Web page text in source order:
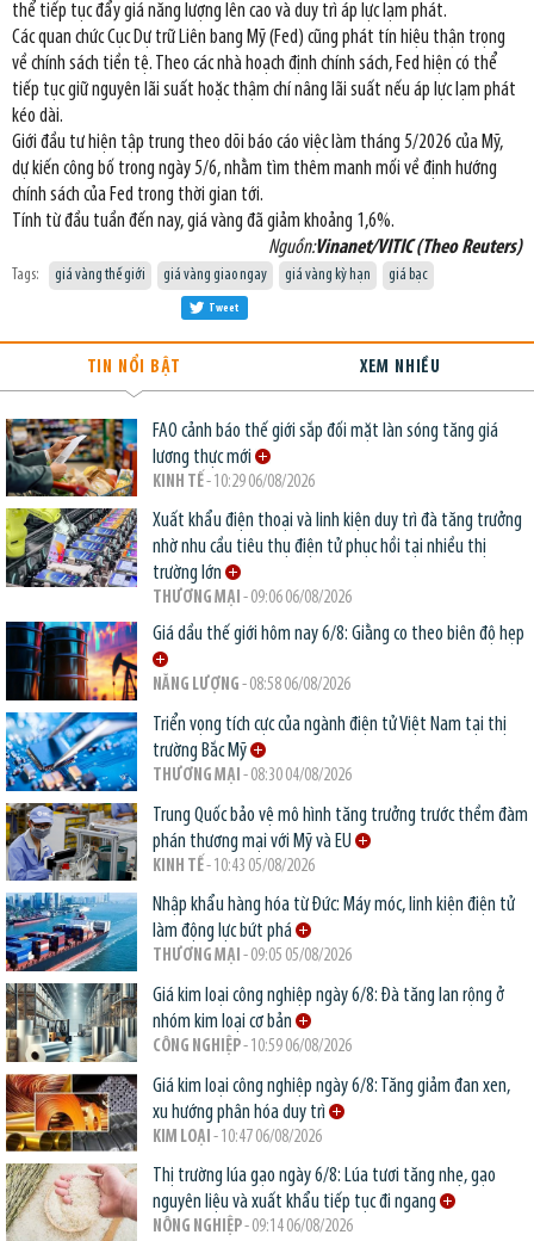
thể tiếp tục đẩy giá năng lượng lên cao và duy trì áp lực lạm phát.
Các quan chức Cục Dự trữ Liên bang Mỹ (Fed) cũng phát tín hiệu thận trọng
về chính sách tiền tệ. Theo các nhà hoạch định chính sách, Fed hiện có thể
tiếp tục giữ nguyên lãi suất hoặc thậm chí nâng lãi suất nếu áp lực lạm phát
kéo dài.
Giới đầu tư hiện tập trung theo dõi báo cáo việc làm tháng 5/2026 của Mỹ,
dự kiến công bố trong ngày 5/6, nhằm tìm thêm manh mối về định hướng
chính sách của Fed trong thời gian tới.
Tính từ đầu tuần đến nay, giá vàng đã giảm khoảng 1,6%.
Nguồn:Vinanet/VITIC (Theo Reuters)
Tags: giá vàng thế giới giá vàng giao ngay giá vàng kỳ hạn giá bạc
Tweet
TIN NỔI BẬT XEM NHIỀU
FAO cảnh báo thế giới sắp đối mặt làn sóng tăng giá
lương thực mới
KINH TẾ- 10:29 06/08/2026
Xuất khẩu điện thoại và linh kiện duy trì đà tăng trưởng
nhờ nhu cầu tiêu thụ điện tử phục hồi tại nhiều thị
trường lớn
THƯƠNG MẠI - 09:06 06/08/2026
Giá dầu thế giới hôm nay 6/8: Giằng co theo biên độ hẹp
NĂNG LƯỢNG - 08:58 06/08/2026
Triển vọng tích cực của ngành điện tử Việt Nam tại thị
trường Bắc Mỹ
THƯƠNG MẠI - 08:30 04/08/2026
Trung Quốc bảo vệ mô hình tăng trưởng trước thềm đàm
phán thương mại với Mỹ và EU
KINH TẾ- 10:43 05/08/2026
Nhập khẩu hàng hóa từ Đức: Máy móc, linh kiện điện tử
làm động lực bứt phá
THƯƠNG MẠI - 09:05 05/08/2026
Giá kim loại công nghiệp ngày 6/8: Đà tăng lan rộng ở
nhóm kim loại cơ bản
CÔNG NGHIỆP- 10:59 06/08/2026
Giá kim loại công nghiệp ngày 6/8: Tăng giảm đan xen,
xu hướng phân hóa duy trì
KIM LOẠI - 10:47 06/08/2026
Thị trường lúa gạo ngày 6/8: Lúa tươi tăng nhẹ, gạo
nguyên liệu và xuất khẩu tiếp tục đi ngang
NÔNG NGHIỆP- 09:14 06/08/2026